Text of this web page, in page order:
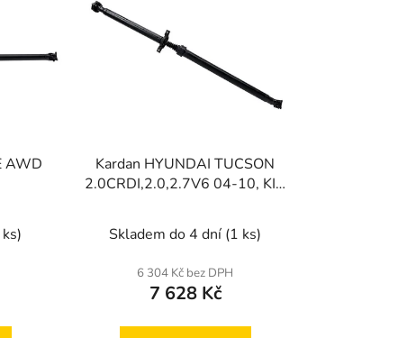
í
k
t
AWD
Kardan HYUNDAI TUCSON
2.0CRDI,2.0,2.7V6 04-10, KIA
04-10
Skladem do 4 dní (1 ks)
6 304 Kč bez DPH
7 628 Kč